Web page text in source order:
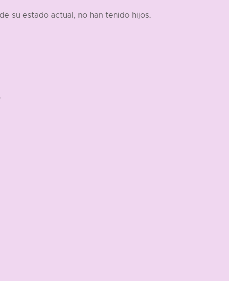
su estado actual, no han tenido hijos.